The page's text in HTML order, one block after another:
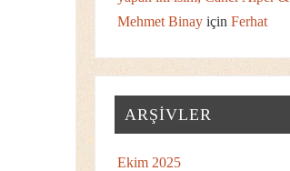
Mehmet Binayiçin Ferhat
ARŞIVLER
Ekim 2025